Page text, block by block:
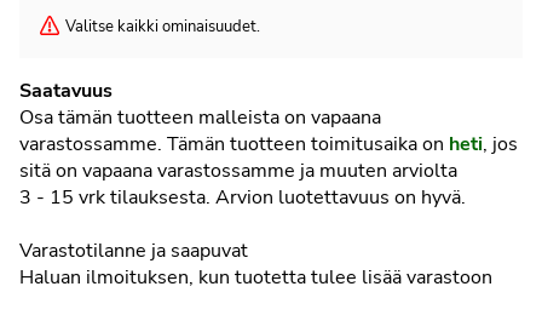
Valitse kaikki ominaisuudet.
Saatavuus
Osa tämän tuotteen malleista on vapaana
varastossamme. Tämän tuotteen toimitusaika on heti, jos
sitä on vapaana varastossamme ja muuten arviolta
3 - 15 vrktilauksesta. Arvion luotettavuus on hyvä.
Varastotilanne ja saapuvat
Haluan ilmoituksen, kun tuotetta tulee lisää varastoon